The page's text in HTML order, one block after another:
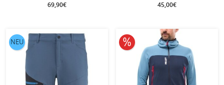
69,90€ 45,00€
NEU 10% reduziert